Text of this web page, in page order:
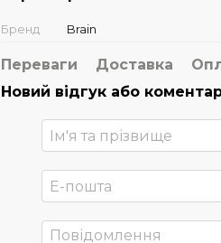
Бренд Brain
Переваги Доставка
Новий відгук або